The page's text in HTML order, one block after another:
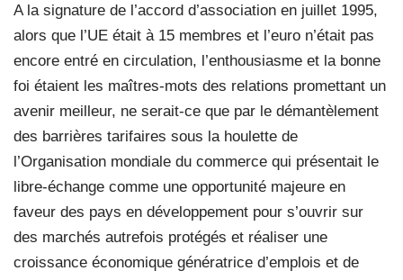
A la signature de l’accord d’association en juillet 1995,
alors que l’UE était à 15 membres et l’euro n’était pas
encore entré en circulation, l’enthousiasme et la bonne
foi étaient les maîtres-mots des relations promettant un
avenir meilleur, ne serait-ce que par le démantèlement
des barrières tarifaires sous la houlette de
l’Organisation mondiale du commerce qui présentait le
libre-échange comme une opportunité majeure en
faveur des pays en développement pour s’ouvrir sur
des marchés autrefois protégés et réaliser une
croissance économique génératrice d’emplois et de